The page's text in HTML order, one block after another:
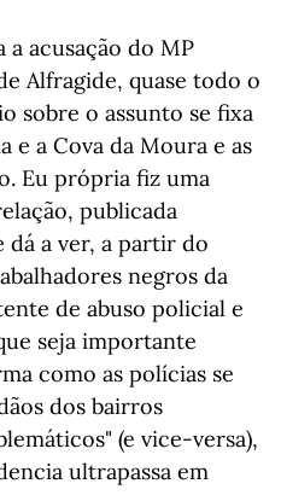
acusação do MP
Alfragide, quase todo o
sobre o assunto se fixa
e a Cova da Moura e as
Eu própria fiz uma
publicada
dá a ver, a partir do
negros da
de abuso policial e
seja importante
como as polícias se
dos bairros
(e vice-versa),
ultrapassa em